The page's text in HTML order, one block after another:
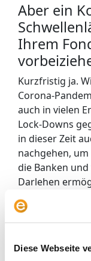
Diese Webseite
Aber ein
Ihrem
Kurzfristig ja.
Corona-
auch in vielen
Lock-Downs
in dieser Zeit
nachgehen,
die Banken
Darlehen
Ausnahmen
Menschen in
Krisen oder
Es ist für mich